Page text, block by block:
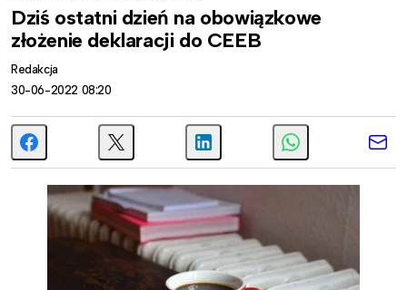
Dziś ostatni dzień na obowiązkowe
złożenie deklaracji do CEEB
Redakcja
30-06-2022 08:20